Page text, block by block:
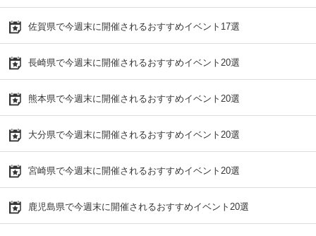
佐賀県で今週末に開催されるおすすめイベント17選
長崎県で今週末に開催されるおすすめイベント20選
熊本県で今週末に開催されるおすすめイベント20選
大分県で今週末に開催されるおすすめイベント20選
宮崎県で今週末に開催されるおすすめイベント20選
鹿児島県で今週末に開催されるおすすめイベント20選